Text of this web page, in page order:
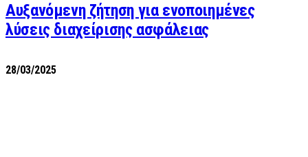
Αυξανόμενη ζήτηση για ενοποιημένες
λύσεις διαχείρισης ασφάλειας
28/03/2025